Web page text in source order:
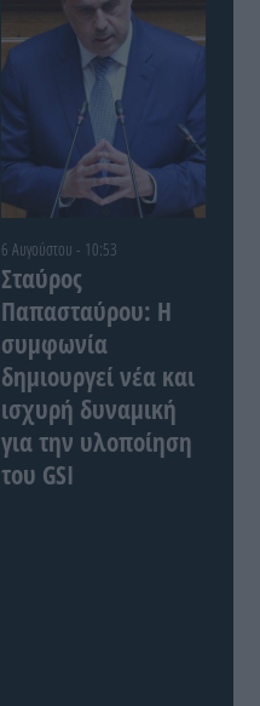
6 Αυγούστου - 10:53
Σταύρος
Παπασταύρου: Η
συμφωνία
δημιουργεί νέα και
ισχυρή δυναμική
για την υλοποίηση
του GSI